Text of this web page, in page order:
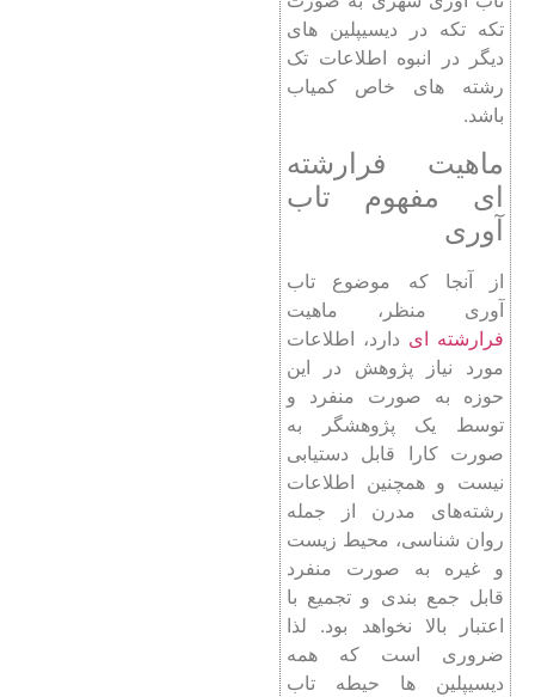
تکه تکه در دیسیپلین های
دیگر در انبوه اطلاعات تک
رشته های خاص کمیاب
باشد.
ماهیت فرارشته
ای مفهوم تاب
آوری
از آنجا که موضوع تاب
آوری منظر، ماهیت
فرارشته ای دارد، اطلاعات
مورد نیاز پژوهش در این
حوزه به صورت منفرد و
توسط یک پژوهشگر به
صورت کارا قابل دستیابی
نیست و همچنین اطلاعات
رشته‌های مدرن از جمله
روان شناسی، محیط زیست
و غیره به صورت منفرد
قابل جمع بندی و تجمیع با
اعتبار بالا نخواهد بود. لذا
ضروری است که همه
دیسیپلین ها حیطه تاب